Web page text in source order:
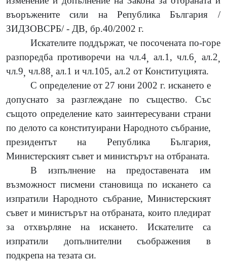
въоръжените сили на Република България /
ЗИДЗОВСРБ/ - ДВ, бр.40/2002 г.
Искателите поддържат, че посочената по-горе
разпоредба противоречи на чл.4, ал.1, чл.6, ал.2,
чл.9, чл.88, ал.1 и чл.105, ал.2 от Конституцията.
С определение от 27 юни 2002 г. искането е
допуснато за разглеждане по същество. Със
същото определение като заинтересувани страни
по делото са конституирани Народното събрание,
президентът на Република България,
Министерският съвет и министърът на отбраната.
В изпълнение на предоставената им
възможност писмени становища по искането са
изпратили Народното събрание, Министерският
съвет и министърът на отбраната, които пледират
за отхвърляне на искането. Искателите са
изпратили допълнителни съображения в
подкрепа на тезата си.